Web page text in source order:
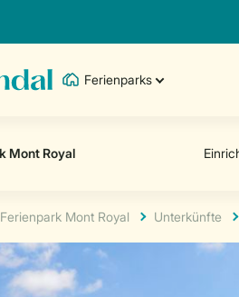
Ferienparks
Ferienpark Mont Royal Unterkünfte